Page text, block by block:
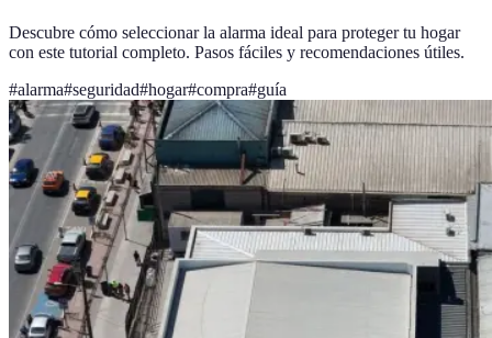
Descubre cómo seleccionar la alarma ideal para proteger tu hogar
con este tutorial completo. Pasos fáciles y recomendaciones útiles.
#alarma#seguridad#hogar#compra#guía